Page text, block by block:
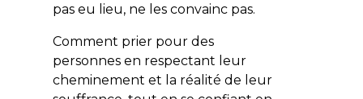
pas eu lieu, ne les convainc pas.
Comment prier pour des
personnes en respectant leur
cheminement et la réalité de leur